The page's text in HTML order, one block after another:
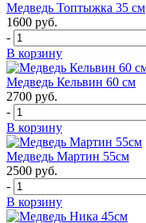
Медведь Топтыжка 35 см
1600 руб.
-
В корзину
Медведь Кельвин 60 см
2700 руб.
-
В корзину
Медведь Мартин 55см
2500 руб.
-
В корзину